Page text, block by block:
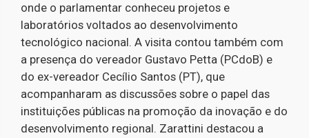
onde o parlamentar conheceu projetos e
laboratórios voltados ao desenvolvimento
tecnológico nacional. A visita contou também com
a presença do vereador Gustavo Petta (PCdoB) e
do ex-vereador Cecílio Santos (PT), que
acompanharam as discussões sobre o papel das
instituições públicas na promoção da inovação e do
desenvolvimento regional. Zarattini destacou a